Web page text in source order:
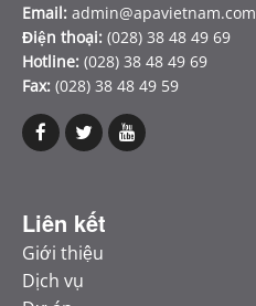
Email: admin@apavietnam.com
Điện thoại: (028) 38 48 49 69
Hotline: (028) 38 48 49 69
Fax: (028) 38 48 49 59
Liên kết
Giới thiệu
Dịch vụ